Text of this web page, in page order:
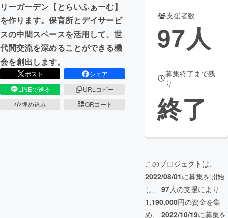
リーガーデン【とらいふぁーむ】
を作ります。保育所とデイサービ
スの中間スペースを活用して、世
代間交流を深めることができる機
会を創出します。
ポスト
シェア
LINEで送る
URLコピー
埋め込み
QRコード
支援者数
97人
募集終了まで残
り
終了
このプロジェクトは、
2022/08/01に募集を開始
し、 97人の支援により
1,190,000円の資金を集
め、 2022/10/19に募集を